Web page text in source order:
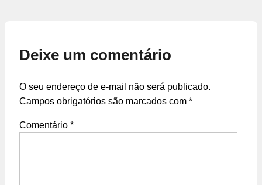
Deixe um comentário
O seu endereço de e-mail não será publicado.
Campos obrigatórios são marcados com *
Comentário *